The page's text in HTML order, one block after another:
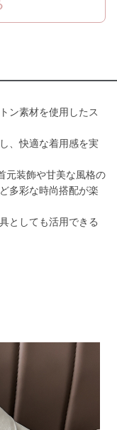
ン素材を使用したス
、快適な着用感を実
元装飾や甘美な風格の
多彩な時尚搭配が楽
としても活用できる